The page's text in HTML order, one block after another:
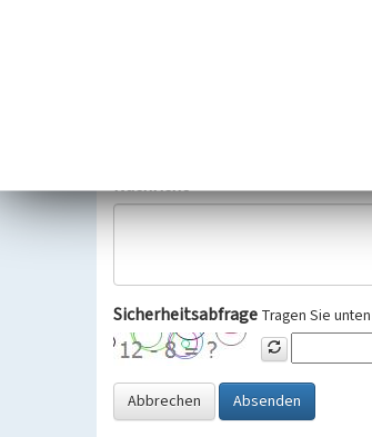
Wir bitten Sie um freiwillige Angabe
Selbstverständlich werden diese
Datenschutzgrundverordnung (EU-
Nachricht
Sicherheitsabfrage Tragen Sie
Abbrechen Absenden